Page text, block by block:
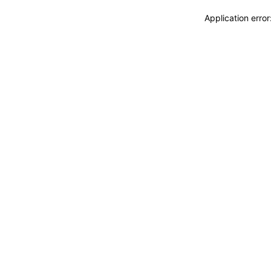
Application